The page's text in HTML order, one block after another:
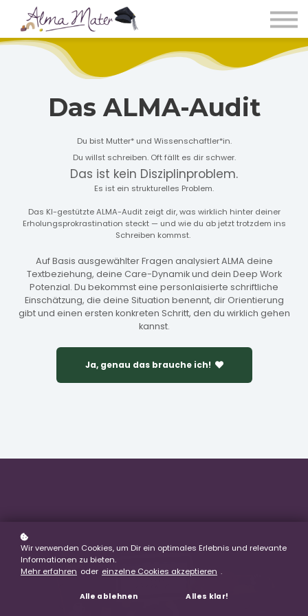
Retreats
1:1-Coachings
Buch
Login
Das ALMA-Audit
Du bist Mutter* und Wissenschaftler*in.
Du willst schreiben. Oft fällt es dir schwer.
Das ist kein Disziplinproblem.
Es ist ein strukturelles Problem.
Das KI-gestützte ALMA-Audit zeigt dir, was wirklich hinter deiner
Erholungsprokrastination steckt — und wie du ab jetzt trotzdem ins
Schreiben kommst.
Auf Basis ausgewählter Fragen analysiert ALMA deine
Textbeziehung, deine Care-Dynamik und dein Deep Work
Potenzial. Du bekommst eine personlaisierte schriftliche
Einschätzung, die deine Situation benennt, dir Orientierung
gibt und einen ersten konkreten Schritt, den du wirklich gehen
kannst.
Ja, genau das brauche ich!
Wir verwenden Cookies, um Dir ein optimales Erlebnis und relevante
Informationen zu bieten.
Mehr erfahren oder einzelne Cookies akzeptieren .
Alle ablehnen Alles klar!